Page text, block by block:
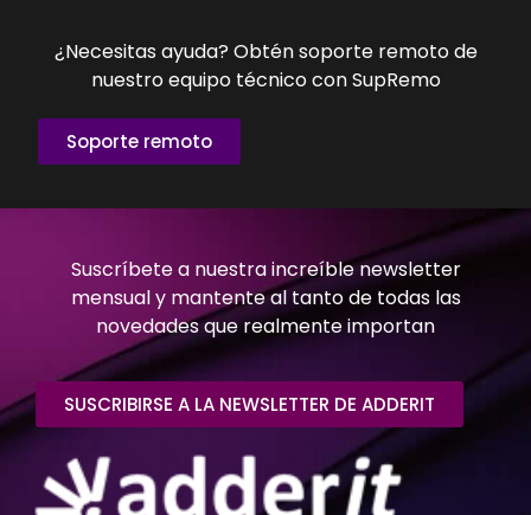
¿Necesitas ayuda? Obtén soporte remoto de
nuestro equipo técnico con SupRemo
Soporte remoto
Suscríbete a nuestra increíble newsletter
mensual y mantente al tanto de todas las
novedades que realmente importan
SUSCRIBIRSE A LA NEWSLETTER DE ADDERIT